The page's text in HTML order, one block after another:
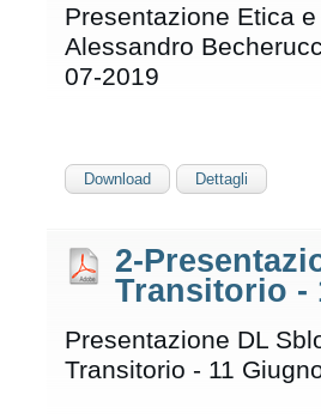
Presentazione Etica
Alessandro
07-2019
Download Dettagli
2-
Transitorio -
Presentazione DL
Transitorio - 11